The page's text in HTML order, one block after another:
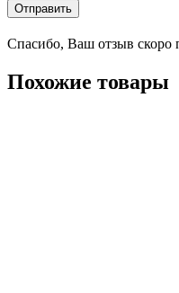
Отправить
Спасибо, Ваш отзыв скоро
Похожие товары